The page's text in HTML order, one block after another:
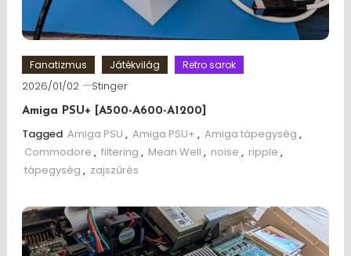
Fanatizmus Játékvilág Retro sarok
2026/01/02 Stinger
Amiga PSU+ [A500-A600-A1200]
Tagged Amiga PSU , Amiga PSU+ , Amiga tápegység ,
Commodore , filtering , Mean Well , noise , ripple ,
tápegység , zajszűrés